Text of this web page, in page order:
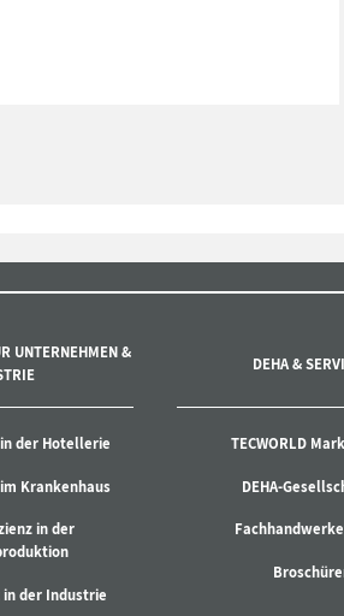
UNTERNEHMEN &
der Hotellerie
Krankenhaus
in der
der Industrie
DEHA &
TECWORLD
DEHA-